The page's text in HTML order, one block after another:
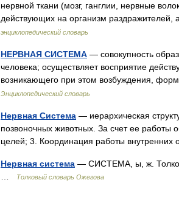
нервной ткани (мозг, ганглии, нервные
действующих на организм
энциклопедический словарь
НЕРВНАЯ СИСТЕМА — совокупность
человека; осуществляет восприятие
возникающего при этом возбуждения,
Энциклопедический словарь
Нервная Система — иерархическая
позвоночных животных. За счет ее
целей; 3. Координация работы
Нервная система — СИСТЕМА, ы, ж.
Толковый словарь Ожегова